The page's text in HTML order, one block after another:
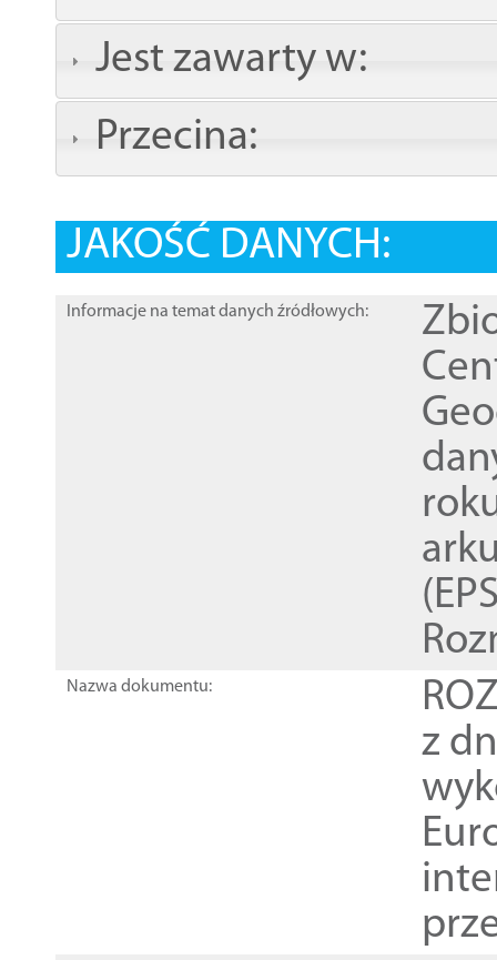
Jest zawarty w:
Przecina:
JAKOŚĆ DANYCH:
Informacje na temat danych źródłowych:
Nazwa dokumentu:
z